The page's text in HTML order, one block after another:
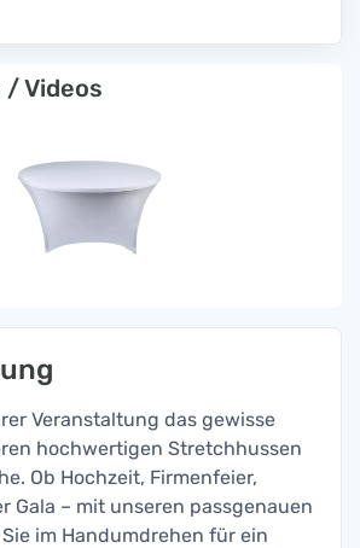
Videos
Veranstaltung das gewisse
hochwertigen Stretchhussen
Ob Hochzeit, Firmenfeier,
Gala – mit unseren passgenauen
im Handumdrehen für ein